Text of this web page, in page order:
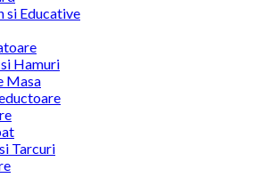
si Educative
Hamuri
Masa
Tarcuri